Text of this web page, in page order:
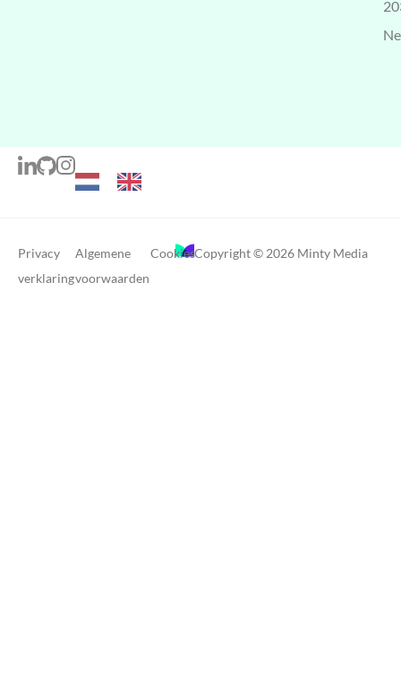
Copyright © 2026 Minty Media
Privacy
verklaring
Algemene
voorwaarden
Cookies